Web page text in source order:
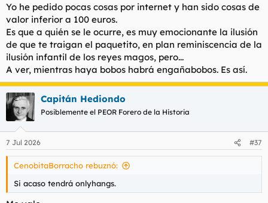
:
Yo he pedido pocas cosas por internet y han sido cosas de
valor inferior a 100 euros.
Es que a quién se le ocurre, es muy emocionante la ilusión
de que te traigan el paquetito, en plan reminiscencia de la
ilusión infantil de los reyes magos, pero...
A ver, mientras haya bobos habrá engañabobos. Es así.
Capitán Hediondo
Posiblemente el PEOR Forero de la Historia
7 Jul 2026 #37
CenobitaBorracho rebuznó:
Si acaso tendrá onlyhangs.